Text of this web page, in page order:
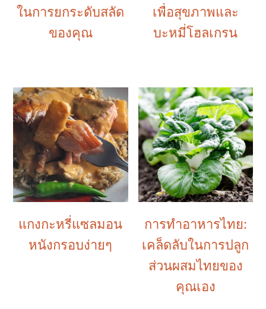
ในการยกระดับสลัด
ของคุณ
เพื่อสุขภาพและ
บะหมี่โฮลเกรน
แกงกะหรี่แซลมอน
หนังกรอบง่ายๆ
การทำอาหารไทย:
เคล็ดลับในการปลูก
ส่วนผสมไทยของ
คุณเอง